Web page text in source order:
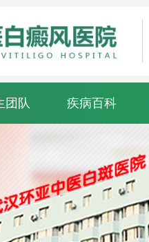
团队 疾病百科